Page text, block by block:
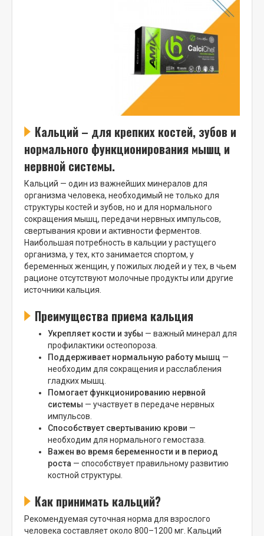
Кальций – для крепких костей, зубов и
нормального функционирования мышц и
нервной системы.
Кальций — один из важнейших минералов для
организма человека, необходимый не только для
структуры костей и зубов, но и для нормального
сокращения мышц, передачи нервных импульсов,
свертывания крови и активности ферментов.
Наибольшая потребность в кальции у растущего
организма, у тех, кто занимается спортом, у
беременных женщин, у пожилых людей и у тех, в чьем
рационе отсутствуют молочные продукты или другие
источники кальция.
Преимущества приема кальция
Укрепляет кости и зубы — важный минерал для
профилактики остеопороза.
Поддерживает нормальную работу мышц —
необходим для сокращения и расслабления
гладких мышц.
Помогает функционированию нервной
системы — участвует в передаче нервных
импульсов.
Способствует свертыванию крови —
необходим для нормального гемостаза.
Важен во время беременности и в период
роста — способствует правильному развитию
костной структуры.
Как принимать кальций?
Рекомендуемая суточная норма для взрослого
человека составляет около 800–1200 мг. Кальций